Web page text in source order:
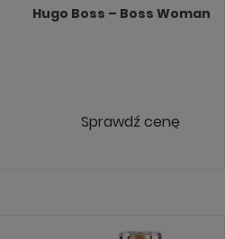
Hugo Boss – Boss Woman
Sprawdź cenę